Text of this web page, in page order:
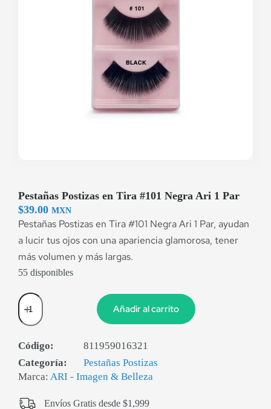
Pestañas Postizas en Tira #101 Negra Ari 1 Par
$39.00 MXN
Pestañas Postizas en Tira #101 Negra Ari 1 Par, ayudan
a lucir tus ojos con una apariencia glamorosa, tener
más volumen y más largas.
55 disponibles
Añadir al carrito
Código:
811959016321
Categoría:
Pestañas Postizas
Marca: ARI - Imagen & Belleza
Envíos Gratis desde $1,999